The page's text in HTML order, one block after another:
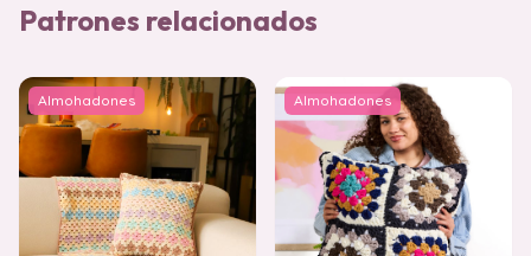
Patrones relacionados
Almohadones Almohadones